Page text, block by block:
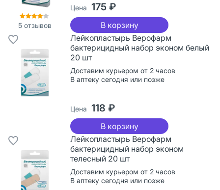
5 отзывов
Цена 175 ₽
В корзину
Лейкопластырь Верофарм
бактерицидный набор эконом белый
20 шт
Доставим курьером от 2 часов
В аптеку сегодня или позже
Цена 118 ₽
В корзину
Лейкопластырь Верофарм
бактерицидный набор эконом
телесный 20 шт
Доставим курьером от 2 часов
В аптеку сегодня или позже